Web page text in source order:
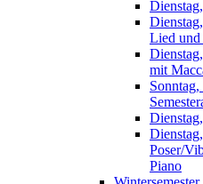
Lied und
mit
Poser/
Piano